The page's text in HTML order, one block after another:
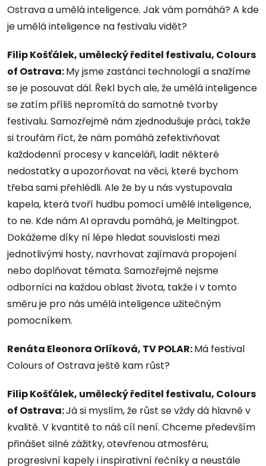
Ostrava a umělá inteligence. Jak vám pomáhá? A kde
je umělá inteligence na festivalu vidět?
Filip Košťálek, umělecký ředitel festivalu, Colours
of Ostrava:My jsme zastánci technologií a snažíme
se je posouvat dál. Řekl bych ale, že umělá inteligence
se zatím příliš nepromítá do samotné tvorby
festivalu. Samozřejmě nám zjednodušuje práci, takže
si troufám říct, že nám pomáhá zefektivňovat
každodenní procesy v kanceláři, ladit některé
nedostatky a upozorňovat na věci, které bychom
třeba sami přehlédli. Ale že by u nás vystupovala
kapela, která tvoří hudbu pomocí umělé inteligence,
to ne. Kde nám AI opravdu pomáhá, je Meltingpot.
Dokážeme díky ní lépe hledat souvislosti mezi
jednotlivými hosty, navrhovat zajímavá propojení
nebo doplňovat témata. Samozřejmě nejsme
odborníci na každou oblast života, takže i v tomto
směru je pro nás umělá inteligence užitečným
pomocníkem.
Renáta Eleonora Orlíková, TV POLAR:Má festival
Colours of Ostrava ještě kam růst?
Filip Košťálek, umělecký ředitel festivalu, Colours
of Ostrava:Já si myslím, že růst se vždy dá hlavně v
kvalitě. V kvantitě to náš cíl není. Chceme především
přinášet silné zážitky, otevřenou atmosféru,
progresivní kapely i inspirativní řečníky a neustále